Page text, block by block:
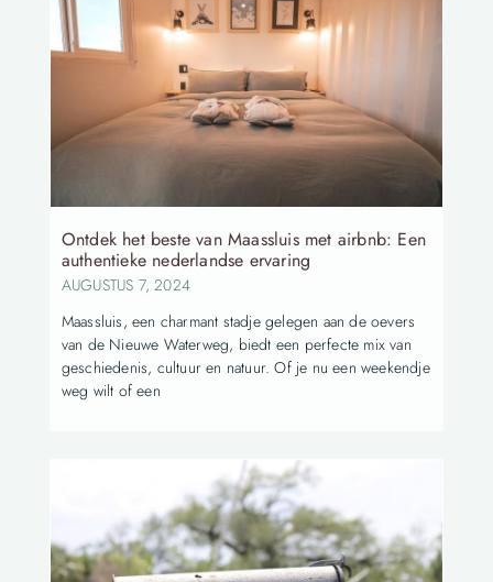
Ontdek het beste van Maassluis met airbnb: Een
authentieke nederlandse ervaring
AUGUSTUS 7, 2024
Maassluis, een charmant stadje gelegen aan de oevers
van de Nieuwe Waterweg, biedt een perfecte mix van
geschiedenis, cultuur en natuur. Of je nu een weekendje
weg wilt of een